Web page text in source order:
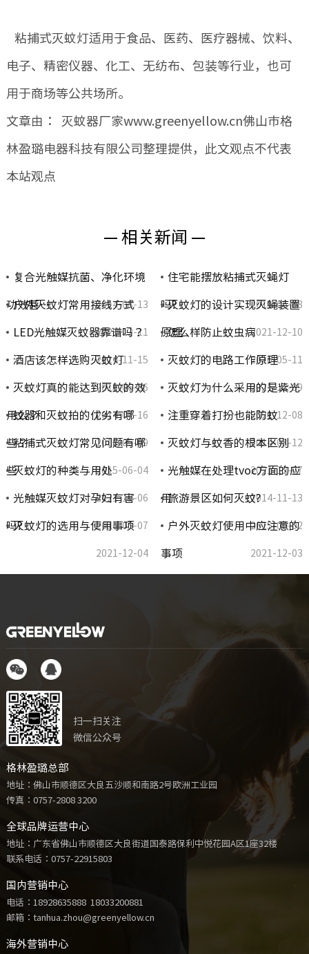
粘捕式灭蚊灯适用于食品、医药、医疗器械、饮料、
电子、精密仪器、化工、无纺布、包装等行业，也可
用于商场等公共场所。
文章由： 灭蚊器厂家www.greenyellow.cn佛山市格
林盈璐电器科技有限公司整理提供，此文观点不代表
本站观点
— 相关新闻 —
复合光触媒抗菌、净化环境
功效甚… 2014-08-13
住宅能摆放粘捕式灭蝇灯
吗? 2015-06-08
户外灭蚊灯常用接线方式
2021-12-11
灭蚊灯的设计实现灭蝇装置
原理 2021-12-10
LED光触媒灭蚊器靠谱吗？
2014-11-15
怎么样防止蚊虫病
2016-05-11
酒店该怎样选购灭蚊灯
2015-06-06
灭蚊灯的电路工作原理
2021-12-09
灭蚊灯真的能达到灭蚊的效
用么？ 2014-07-16
灭蚊灯为什么采用的是紫光
2021-12-08
蚊器和灭蚊拍的优劣有哪
些？ 2016-05-09
注重穿着打扮也能防蚊
2014-08-12
粘捕式灭蚊灯常见问题有哪
些 2015-06-04
灭蚊灯与蚊香的根本区别
2021-12-07
灭蚊灯的种类与用处
2021-12-06
光触媒在处理tvoc方面的应
用 2014-11-13
光触媒灭蚊灯对孕妇有害
吗? 2016-05-07
旅游景区如何灭蚊?
2015-06-02
灭蚊灯的选用与使用事项
2021-12-04
户外灭蚊灯使用中应注意的
事项 2021-12-03
扫一扫关注
微信公众号
格林盈璐总部
地址：佛山市顺德区大良五沙顺和南路2号欧洲工业园
传真：0757-2808 3200
全球品牌运营中心
地址：广东省佛山市顺德区大良街道国泰路保利中悦花园A区1座32楼
联系电话： 0757-22915803
国内营销中心
电话： 18928635888 18033200881
邮箱：tanhua.zhou@greenyellow.cn
海外营销中心